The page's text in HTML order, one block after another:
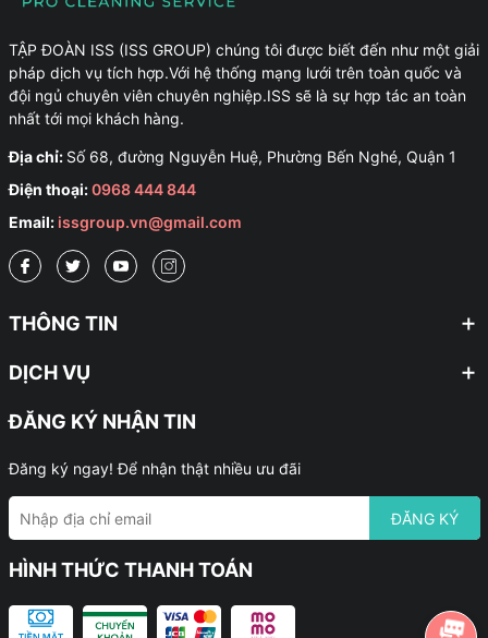
TẬP ĐOÀN ISS (ISS GROUP) chúng tôi được biết đến như một giải
pháp dịch vụ tích hợp.Với hệ thống mạng lưới trên toàn quốc và
đội ngủ chuyên viên chuyên nghiệp.ISS sẽ là sự hợp tác an toàn
nhất tới mọi khách hàng.
Địa chỉ: Số 68, đường Nguyễn Huệ, Phường Bến Nghé, Quận 1
Điện thoại:0968 444 844
Email: issgroup.vn@gmail.com
THÔNG TIN
DỊCH VỤ
ĐĂNG KÝ NHẬN TIN
Đăng ký ngay! Để nhận thật nhiều ưu đãi
ĐĂNG KÝ
HÌNH THỨC THANH TOÁN